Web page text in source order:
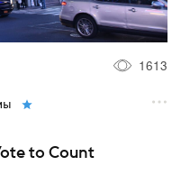
1613
to Count